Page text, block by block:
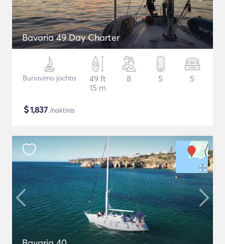
Bavaria 49 Day Charter
Buriavimo jachta
49 ft
15 m
8 5 5
$1,837 /naktinis